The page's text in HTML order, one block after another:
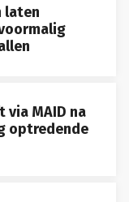
laten
MAID na
optredende